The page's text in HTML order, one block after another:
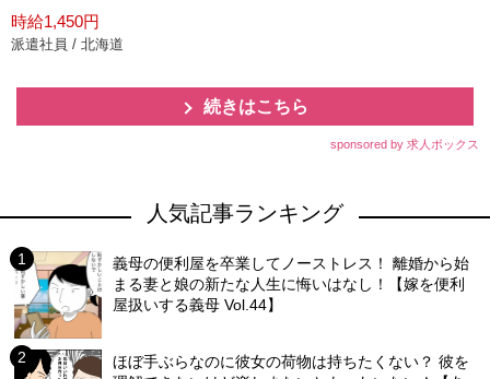
時給1,450円
派遣社員 / 北海道
続きはこちら
sponsored by 求人ボックス
人気記事ランキング
義母の便利屋を卒業してノーストレス！ 離婚から始
まる妻と娘の新たな人生に悔いはなし！【嫁を便利
屋扱いする義母 Vol.44】
ほぼ手ぶらなのに彼女の荷物は持ちたくない？ 彼を